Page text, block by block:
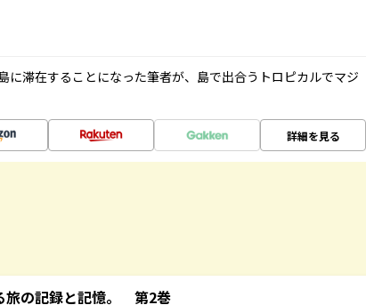
に滞在することになった筆者が、島で出合うトロピカルでマジ
詳細を見る
の記録と記憶。 第2巻